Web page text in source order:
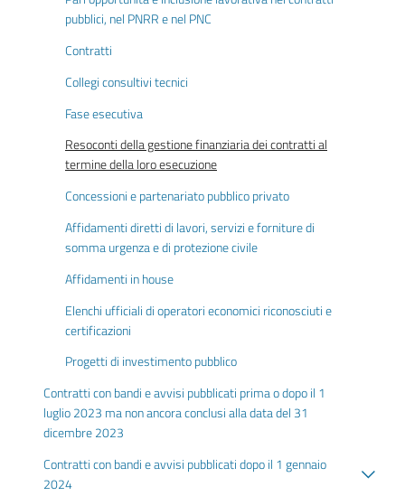
pubblici, nel PNRR e nel PNC
Contratti
Collegi consultivi tecnici
Fase esecutiva
Resoconti della gestione finanziaria dei contratti al
termine della loro esecuzione
Concessioni e partenariato pubblico privato
Affidamenti diretti di lavori, servizi e forniture di
somma urgenza e di protezione civile
Affidamenti in house
Elenchi ufficiali di operatori economici riconosciuti e
certificazioni
Progetti di investimento pubblico
Contratti con bandi e avvisi pubblicati prima o dopo il 1
luglio 2023 ma non ancora conclusi alla data del 31
dicembre 2023
Contratti con bandi e avvisi pubblicati dopo il 1 gennaio
2024